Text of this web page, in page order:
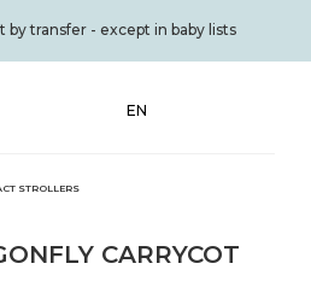
by transfer - except in baby lists
EN
STROLLERS
CARRYCOT